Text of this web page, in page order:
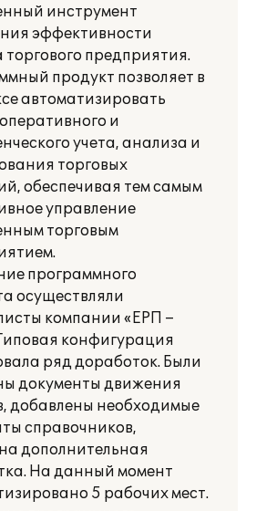
инструмент
эффективности
торгового предприятия.
продукт позволяет в
автоматизировать
и
учета, анализа и
торговых
обеспечивая тем самым
управление
торговым
программного
осуществляли
компании «ЕРП –
конфигурация
ряд доработок. Были
документы движения
добавлены необходимые
справочников,
дополнительная
На данный момент
5 рабочих мест.